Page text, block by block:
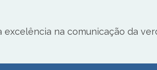
excelência na comunicação da